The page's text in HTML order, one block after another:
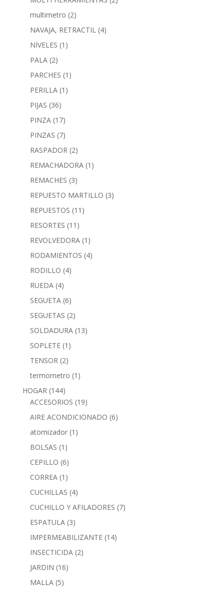
multimetro (2)
NAVAJA, RETRACTIL (4)
NIVELES (1)
PALA (2)
PARCHES (1)
PERILLA (1)
PIJAS (36)
PINZA (17)
PINZAS (7)
RASPADOR (2)
REMACHADORA (1)
REMACHES (3)
REPUESTO MARTILLO (3)
REPUESTOS (11)
RESORTES (11)
REVOLVEDORA (1)
RODAMIENTOS (4)
RODILLO (4)
RUEDA (4)
SEGUETA (6)
SEGUETAS (2)
SOLDADURA (13)
SOPLETE (1)
TENSOR (2)
termometro (1)
HOGAR (144)
ACCESORIOS (19)
AIRE ACONDICIONADO (6)
atomizador (1)
BOLSAS (1)
CEPILLO (6)
CORREA (1)
CUCHILLAS (4)
CUCHILLO Y AFILADORES (7)
ESPATULA (3)
IMPERMEABILIZANTE (14)
INSECTICIDA (2)
JARDIN (16)
MALLA (5)